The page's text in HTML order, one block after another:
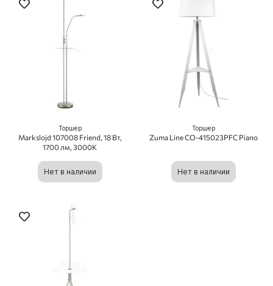
Торшер
Markslojd 107008 Friend, 18 Вт,
1700 лм, 3000K
Нет в наличии
Торшер
Zuma Line CO-415023PFC Piano
Нет в наличии